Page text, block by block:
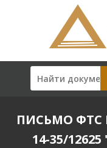
ПИСЬМО ФТС
14-35/